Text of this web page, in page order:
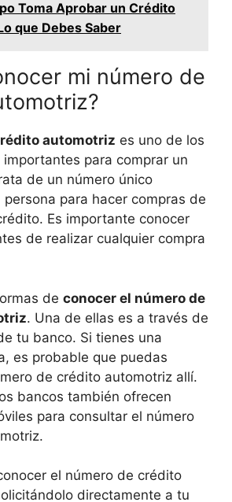
Toma Aprobar un Crédito
que Debes Saber
mi número de
automotriz es uno de los
para comprar un
de un número único
para hacer compras de
Es importante conocer
de realizar cualquier compra
de conocer el número de
. Una de ellas es a través de
tu banco. Si tienes una
es probable que puedas
de crédito automotriz allí.
bancos también ofrecen
para consultar el número
el número de crédito
directamente a tu